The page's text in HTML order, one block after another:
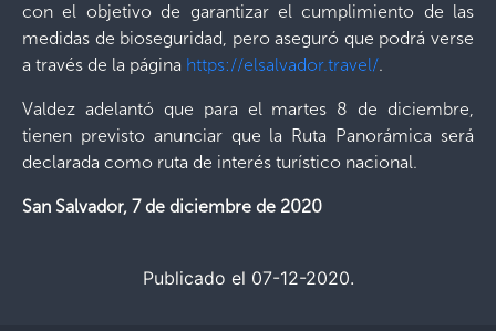
con el objetivo de garantizar el cumplimiento de las
medidas de bioseguridad, pero aseguró que podrá verse
a través de la página https://elsalvador.travel/.
Valdez adelantó que para el martes 8 de diciembre,
tienen previsto anunciar que la Ruta Panorámica será
declarada como ruta de interés turístico nacional.
San Salvador, 7 de diciembre de 2020
Publicado el 07-12-2020.